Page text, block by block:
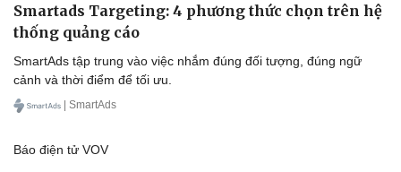
Smartads Targeting: 4 phương thức chọn trên hệ
thống quảng cáo
SmartAds tập trung vào việc nhắm đúng đối tượng, đúng ngữ
cảnh và thời điểm để tối ưu.
| SmartAds
Báo điện tử VOV